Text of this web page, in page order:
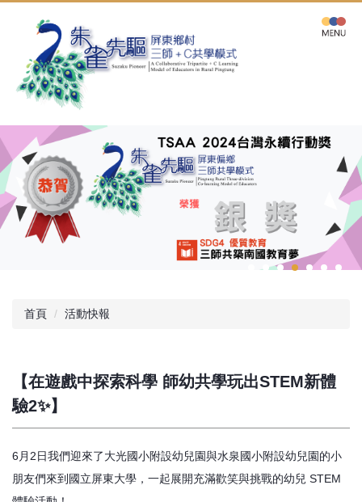
容
首頁 活動快報
【在遊戲中探索科學 師幼共學玩出STEM新體
驗2✨】
6月2日我們迎來了大光國小附設幼兒園與水泉國小附設幼兒園的小
朋友們來到國立屏東大學，一起展開充滿歡笑與挑戰的幼兒 STEM